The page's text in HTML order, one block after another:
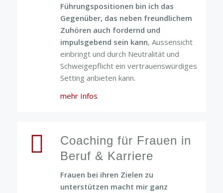
Führungspositionen bin ich das
Gegenüber, das neben freundlichem
Zuhören auch fordernd und
impulsgebend sein kann, Aussensicht
einbringt und durch Neutralität und
Schweigepflicht ein vertrauenswürdiges
Setting anbieten kann.
mehr Infos
Coaching für Frauen in
Beruf & Karriere
Frauen bei ihren Zielen zu
unterstützen macht mir ganz